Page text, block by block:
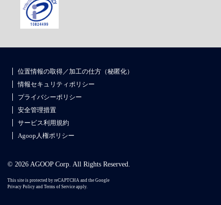
位置情報の取得／加工の仕方（秘匿化）
情報セキュリティポリシー
プライバシーポリシー
安全管理措置
サービス利用規約
Agoop人権ポリシー
© 2026 AGOOP Corp. All Rights Reserved.
This site is protected by reCAPTCHA and the Google
Privacy Policy and Terms of Service apply.